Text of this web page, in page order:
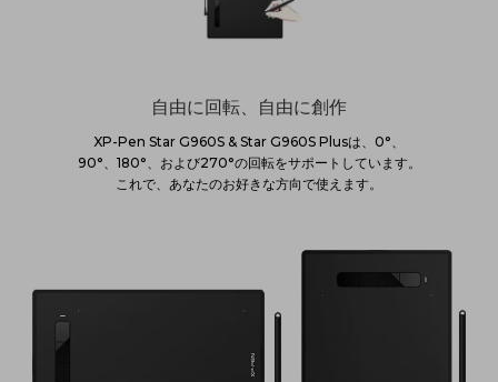
自由に回転、自由に創作
XP-Pen Star G960S & Star G960S Plusは、0°、
90°、180°、および270°の回転をサポートしています。
これで、あなたのお好きな方向で使えます。